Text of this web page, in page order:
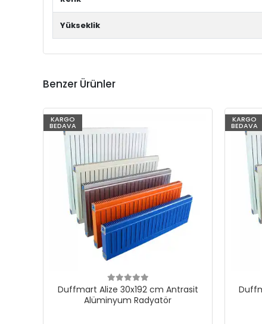
Yükseklik
Benzer Ürünler
KARGO
BEDAVA
Duffmart Alize 30x192 cm Antrasit
Alüminyum Radyatör
KARGO
BEDAVA